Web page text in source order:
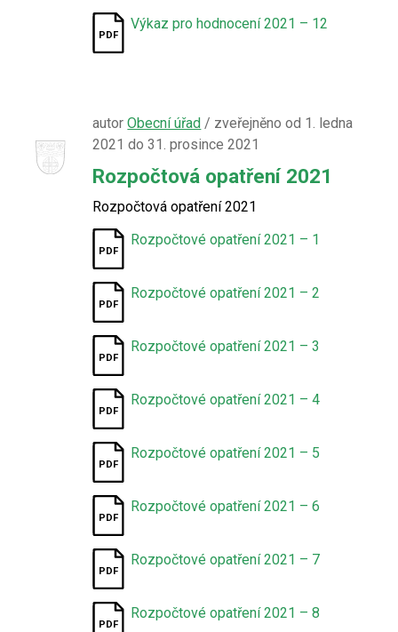
Výkaz pro hodnocení 2021 – 12
autorObecní úřad / zveřejněno od 1. ledna
2021 do 31. prosince 2021
Rozpočtová opatření 2021
Rozpočtová opatření 2021
Rozpočtové opatření 2021 – 1
Rozpočtové opatření 2021 – 2
Rozpočtové opatření 2021 – 3
Rozpočtové opatření 2021 – 4
Rozpočtové opatření 2021 – 5
Rozpočtové opatření 2021 – 6
Rozpočtové opatření 2021 – 7
Rozpočtové opatření 2021 – 8